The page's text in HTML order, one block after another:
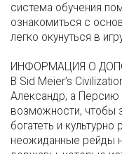
система обучения
ознакомиться с
легко окунуться в
ИНФОРМАЦИЯ О
В Sid Meier’s
Александр, а
возможности, чтобы
богатеть и
неожиданные рейды